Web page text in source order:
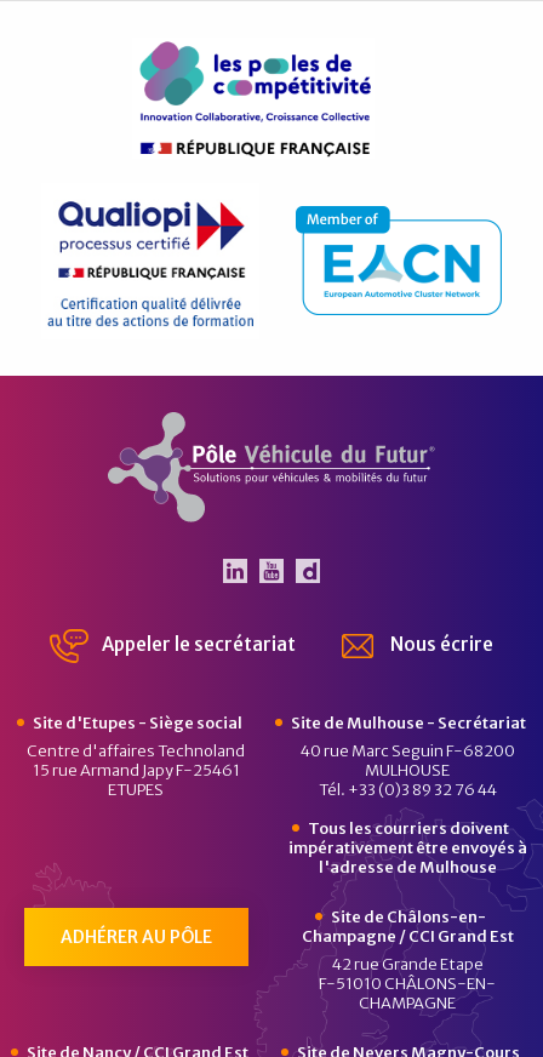
Pôle Véhicule du Futur
Appeler le secrétariat Nous écrire
Site d'Etupes - Siège social
Centre d'affaires Technoland
15 rue Armand Japy F-25461
ETUPES
Site de Mulhouse - Secrétariat
40 rue Marc Seguin F-68200
MULHOUSE
Tél. +33 (0)3 89 32 76 44
Tous les courriers doivent
impérativement être envoyés à
l'adresse de Mulhouse
ADHÉRER AU PÔLE
Site de Châlons-en-
Champagne / CCI Grand Est
42 rue Grande Etape
F-51010 CHÂLONS-EN-
CHAMPAGNE